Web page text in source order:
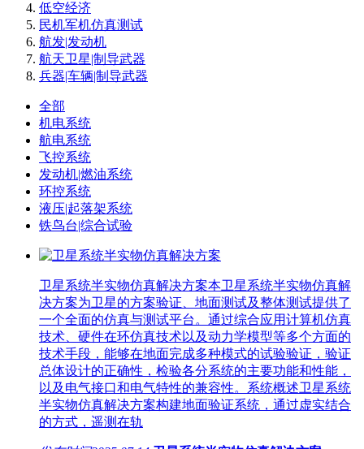
低空经济
民机军机仿真测试
航发|发动机
航天卫星|制导武器
兵器|车辆|制导武器
全部
机电系统
航电系统
飞控系统
发动机|燃油系统
环控系统
液压|起落架系统
铁鸟台|综合试验
卫星系统半实物仿真解决方案本卫星系统半实物仿真解
决方案为卫星的方案验证、地面测试及整体测试提供了
一个全面的仿真与测试平台。通过综合应用计算机仿真
技术、硬件在环仿真技术以及动力学模型等多个方面的
技术手段，能够在地面完成多种模式的试验验证，验证
总体设计的正确性，检验各分系统的主要功能和性能，
以及电气接口和电气特性的兼容性。系统概述卫星系统
半实物仿真解决方案构建地面验证系统，通过虚实结合
的方式，遥测在轨